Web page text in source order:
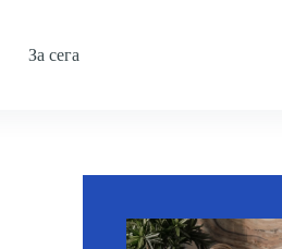
За сега